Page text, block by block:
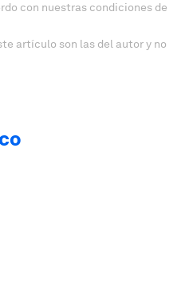
con nuestras condiciones de
artículo son las del autor y no